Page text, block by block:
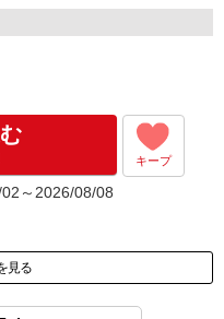
キープ
～2026/08/08
見る